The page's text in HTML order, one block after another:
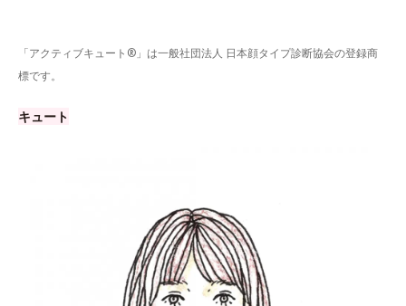
「アクティブキュート®」は一般社団法人 日本顔タイプ診断協会の登録商
標です。
キュート